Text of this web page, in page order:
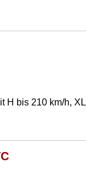
H bis 210 km/h, XL